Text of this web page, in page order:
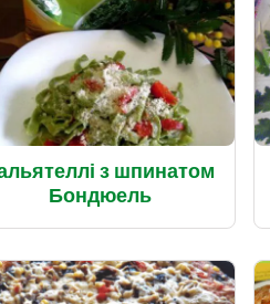
з шпинатом
Бондюель